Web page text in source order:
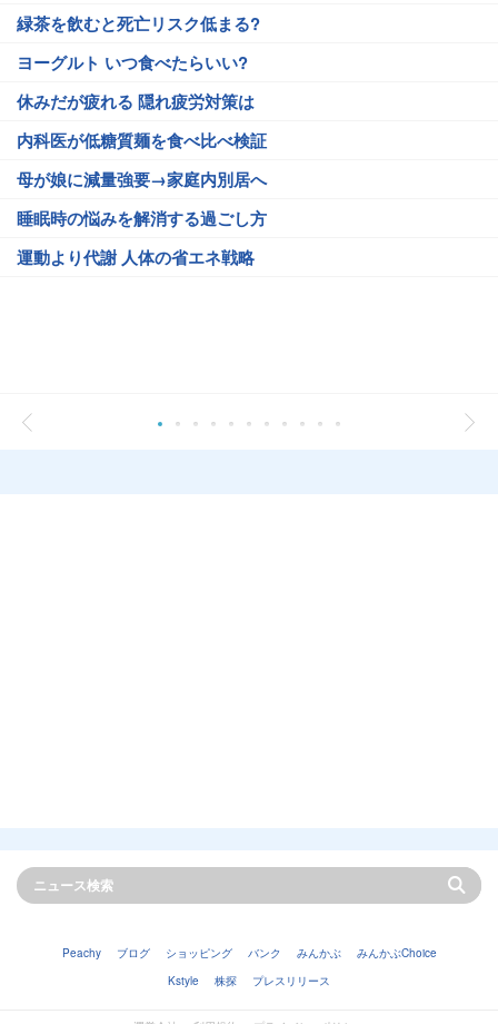
緑茶を飲むと死亡リスク低まる?
ヨーグルト いつ食べたらいい?
休みだが疲れる 隠れ疲労対策は
内科医が低糖質麺を食べ比べ検証
母が娘に減量強要→家庭内別居へ
睡眠時の悩みを解消する過ごし方
運動より代謝 人体の省エネ戦略
Peachy ブログ ショッピング バンク みんかぶ
みんかぶChoice
Kstyle
株探 プレスリリース